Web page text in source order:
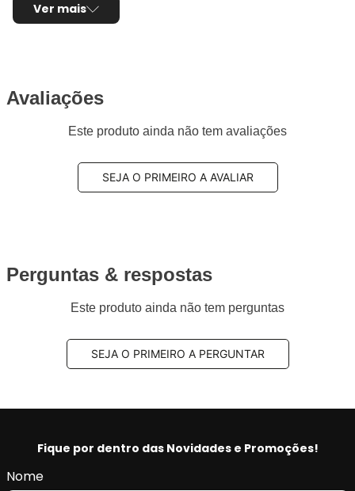
Ver mais
Avaliações
Este produto ainda não tem avaliações
SEJA O PRIMEIRO A AVALIAR
Perguntas & respostas
Este produto ainda não tem perguntas
SEJA O PRIMEIRO A PERGUNTAR
Fique por dentro das Novidades e Promoções!
Nome